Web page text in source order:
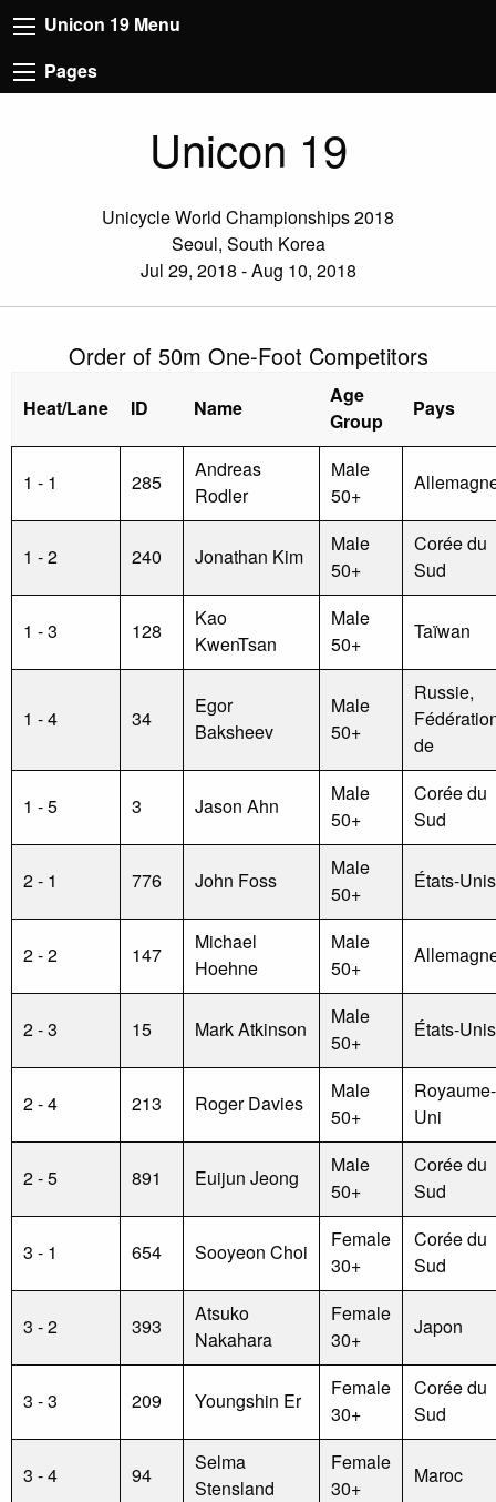
Unicon 19 Menu
Pages
Unicon 19
Unicycle World Championships 2018
Seoul, South Korea
Jul 29, 2018 - Aug 10, 2018
Order of 50m One-Foot Competitors
Heat/Lane ID Name
Age
Group
Pays
1 - 1 285
Andreas
Rodler
Male
50+
1 - 2 240 Jonathan Kim
Male
50+
Corée du
Sud
1 - 3 128
Kao
KwenTsan
Male
50+
Taïwan
1 - 4 34
Egor
Baksheev
Male
50+
Russie,
de
1 - 5 3 Jason Ahn
Male
50+
Corée du
Sud
2 - 1 776 John Foss
Male
50+
États-Unis
2 - 2 147
Michael
Hoehne
Male
50+
2 - 3 15 Mark Atkinson
Male
50+
États-Unis
2 - 4 213 Roger Davies
Male
50+
Royaume-
Uni
2 - 5 891 Euijun Jeong
Male
50+
Corée du
Sud
3 - 1 654 Sooyeon Choi
Female
30+
Corée du
Sud
3 - 2 393
Atsuko
Nakahara
Female
30+
Japon
3 - 3 209 Youngshin Er
Female
30+
Corée du
Sud
3 - 4 94
Selma
Stensland
Female
30+
Maroc